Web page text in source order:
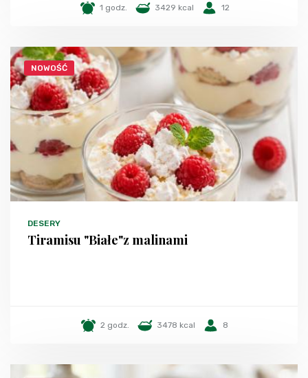
1 godz. 3429 kcal 12
NOWOŚĆ
DESERY
Tiramisu "Białe"z malinami
2 godz. 3478 kcal 8